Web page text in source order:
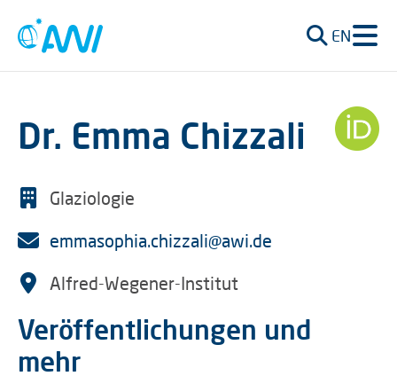
EN
Dr. Emma Chizzali
Glaziologie
emmasophia.chizzali@awi.de
Alfred-Wegener-Institut
Veröffentlichungen und
mehr